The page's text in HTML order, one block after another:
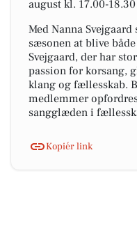
august kl. 17.00-
Med Nanna
sæsonen at blive
Svejgaard, der har
passion for korsang,
klang og fællesskab.
medlemmer
sangglæden i
Kopiér link